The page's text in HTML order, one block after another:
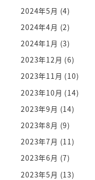
2024年5月 (4)
2024年4月 (2)
2024年1月 (3)
2023年12月 (6)
2023年11月 (10)
2023年10月 (14)
2023年9月 (14)
2023年8月 (9)
2023年7月 (11)
2023年6月 (7)
2023年5月 (13)